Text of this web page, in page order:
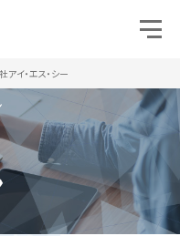
イ・エス・シー